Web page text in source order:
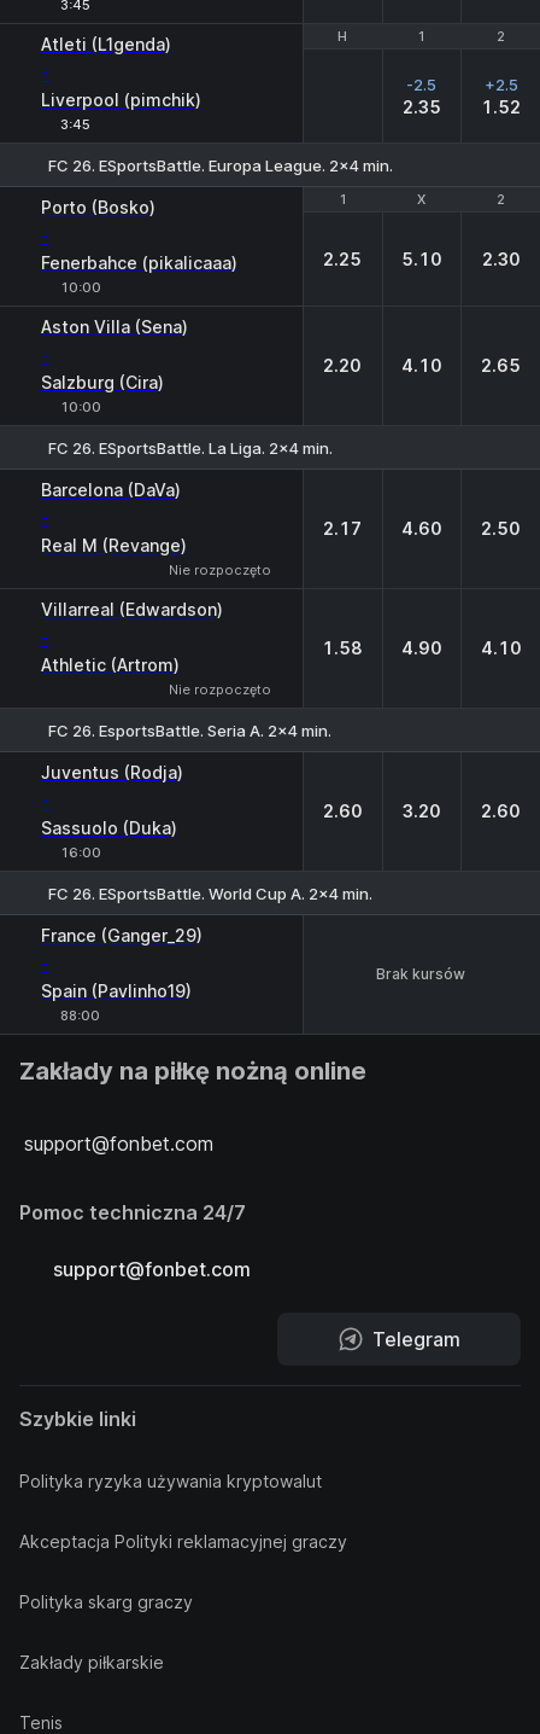
3:45
H
1 2
Atleti (L1genda)
-
Liverpool (pimchik)
3:45
H 1 2
-2.5
2.35
+2.5
1.52
FC 26. ESportsBattle. Europa League. 2x4 min.
1 X 2
Porto (Bosko)
-
Fenerbahce (pikalicaaa)
10:00
1 X 2
2.25 5.10 2.30
Aston Villa (Sena)
-
Salzburg (Cira)
10:00
2.20 4.10 2.65
FC 26. ESportsBattle. La Liga. 2x4 min.
Barcelona (DaVa)
-
Real M (Revange)
Nie rozpoczęto
2.17 4.60 2.50
Villarreal (Edwardson)
-
Athletic (Artrom)
Nie rozpoczęto
1.58 4.90 4.10
FC 26. EsportsBattle. Seria A. 2x4 min.
Juventus (Rodja)
-
Sassuolo (Duka)
16:00
2.60 3.20 2.60
FC 26. ESportsBattle. World Cup A. 2x4 min.
France (Ganger_29)
-
Spain (Pavlinho19)
88:00
Brak kursów
Zakłady na piłkę nożną online
support@fonbet.com
Pomoc techniczna 24/7
support@fonbet.com
Telegram
Szybkie linki
Polityka ryzyka używania kryptowalut
Akceptacja Polityki reklamacyjnej graczy
Polityka skarg graczy
Zakłady piłkarskie
Tenis